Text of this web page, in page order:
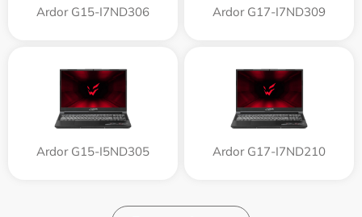
Ardor G15-I7ND306 Ardor G17-I7ND309
Ardor G15-I5ND305 Ardor G17-I7ND210